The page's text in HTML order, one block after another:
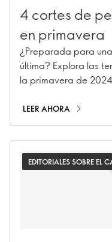
4 cortes de
en primavera
¿Preparada para
última? Explora las
la primavera de
LEER AHORA
EDITORIALES SOBRE EL